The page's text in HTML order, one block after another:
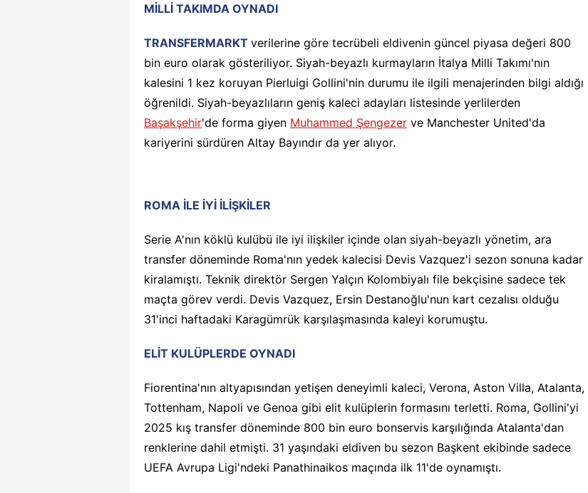
MİLLİ TAKIMDA OYNADI
TRANSFERMARKT verilerine göre tecrübeli eldivenin güncel piyasa değeri 800
bin euro olarak gösteriliyor. Siyah-beyazlı kurmayların İtalya Milli Takımı'nın
kalesini 1 kez koruyan Pierluigi Gollini'nin durumu ile ilgili menajerinden bilgi aldığı
öğrenildi. Siyah-beyazlıların geniş kaleci adayları listesinde yerlilerden
Başakşehir'de forma giyen Muhammed Şengezer ve Manchester United'da
kariyerini sürdüren Altay Bayındır da yer alıyor.
ROMA İLE İYİ İLİŞKİLER
Serie A'nın köklü kulübü ile iyi ilişkiler içinde olan siyah-beyazlı yönetim, ara
transfer döneminde Roma'nın yedek kalecisi Devis Vazquez'i sezon sonuna kadar
kiralamıştı. Teknik direktör Sergen Yalçın Kolombiyalı file bekçisine sadece tek
maçta görev verdi. Devis Vazquez, Ersin Destanoğlu'nun kart cezalısı olduğu
31'inci haftadaki Karagümrük karşılaşmasında kaleyi korumuştu.
ELİT KULÜPLERDE OYNADI
Fiorentina'nın altyapısından yetişen deneyimli kaleci, Verona, Aston Villa, Atalanta,
Tottenham, Napoli ve Genoa gibi elit kulüplerin formasını terletti. Roma, Gollini'yi
2025 kış transfer döneminde 800 bin euro bonservis karşılığında Atalanta'dan
renklerine dahil etmişti. 31 yaşındaki eldiven bu sezon Başkent ekibinde sadece
UEFA Avrupa Ligi'ndeki Panathinaikos maçında ilk 11'de oynamıştı.